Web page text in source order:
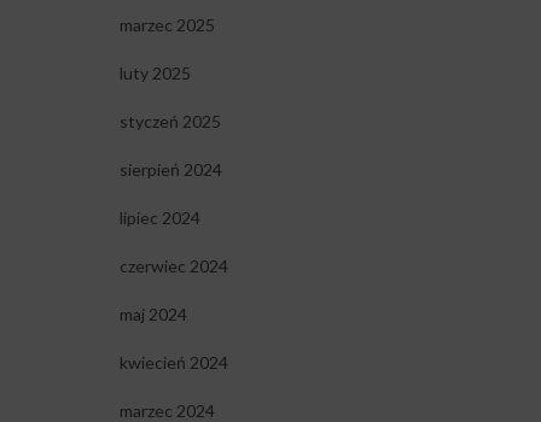
marzec 2025
luty 2025
styczeń 2025
sierpień 2024
lipiec 2024
czerwiec 2024
maj 2024
kwiecień 2024
marzec 2024